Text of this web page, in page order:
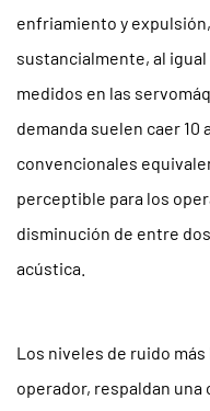
enfriamiento y
sustancialmente, al
medidos en las
demanda suelen caer 10
convencionales
perceptible para los
disminución de entre
acústica.
Los niveles de ruido
operador, respaldan una